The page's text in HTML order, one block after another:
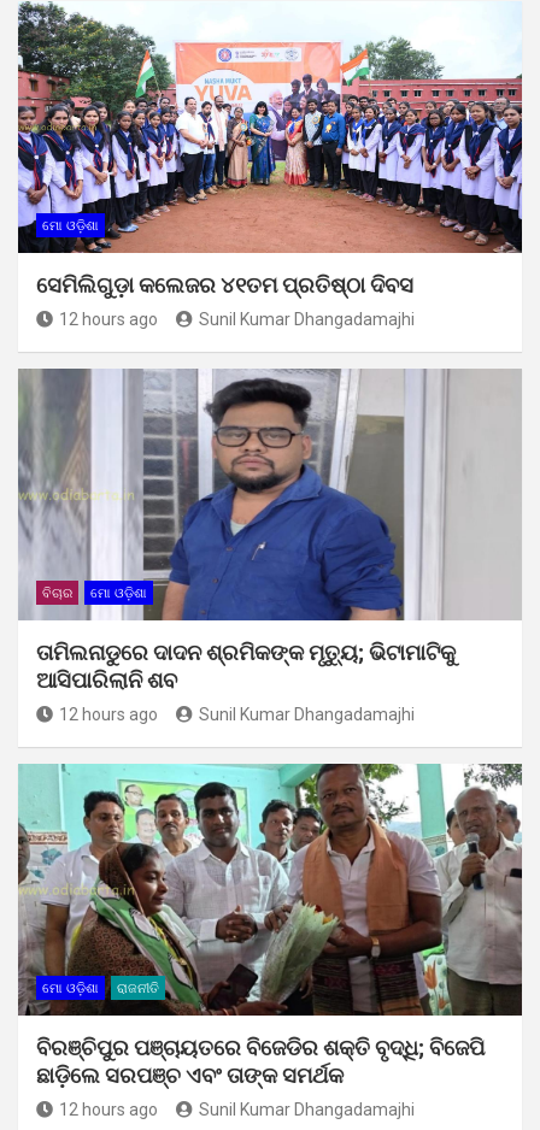
ମୋ ଓଡ଼ିଶା
ସେମିଲିଗୁଡ଼ା କଲେଜର ୪୧ତମ ପ୍ରତିଷ୍ଠା ଦିବସ
12 hours ago Sunil Kumar Dhangadamajhi
ବିଚାର ମୋ ଓଡ଼ିଶା
ତାମିଲନାଡୁରେ ଦାଦନ ଶ୍ରମିକଙ୍କ ମୃତ୍ୟୁ; ଭିଟାମାଟିକୁ
ଆସିପାରିଲାନି ଶବ
12 hours ago Sunil Kumar Dhangadamajhi
ମୋ ଓଡ଼ିଶା ରାଜନୀତି
ବିରଞ୍ଚିପୁର ପଞ୍ଚାୟତରେ ବିଜେଡିର ଶକ୍ତି ବୃଦ୍ଧି; ବିଜେପି
ଛାଡ଼ିଲେ ସରପଞ୍ଚ ଏବଂ ତାଙ୍କ ସମର୍ଥକ
12 hours ago Sunil Kumar Dhangadamajhi